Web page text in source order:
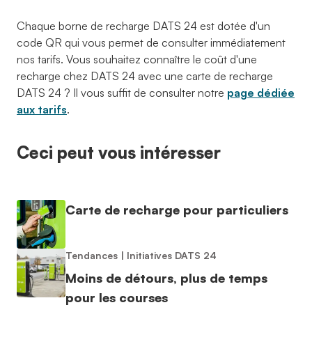
Chaque borne de recharge DATS 24 est dotée d'un
code QR qui vous permet de consulter immédiatement
nos tarifs. Vous souhaitez connaître le coût d'une
recharge chez DATS 24 avec une carte de recharge
DATS 24 ? Il vous suffit de consulter notre page dédiée
aux tarifs.
Ceci peut vous intéresser
Carte de recharge pour particuliers
Tendances | Initiatives DATS 24
Moins de détours, plus de temps
pour les courses